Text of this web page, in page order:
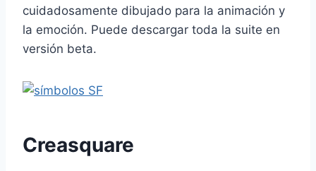
cuidadosamente dibujado para la animación y
la emoción. Puede descargar toda la suite en
versión beta.
Creasquare